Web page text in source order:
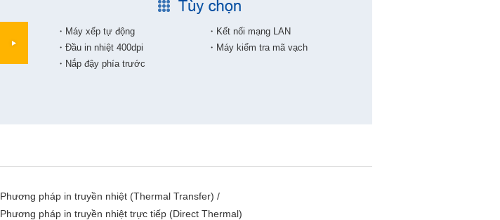
・Máy xếp tự động
・Kết nối mạng LAN
・Đầu in nhiệt 400dpi
・Máy kiểm tra mã vạch
・Nắp đậy phía trước
Phương pháp in truyền nhiệt (Thermal Transfer) /
Phương pháp in truyền nhiệt trực tiếp (Direct Thermal)